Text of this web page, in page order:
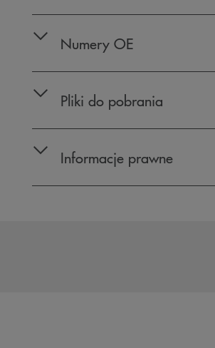
Numery OE
Pliki do pobrania
Informacje prawne